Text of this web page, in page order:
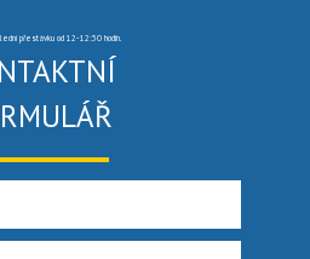
přestávku od 12-12:30 hodin.